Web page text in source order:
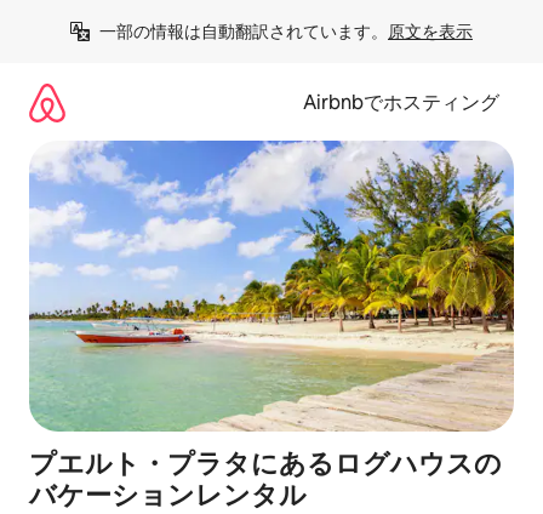
一部の情報は自動翻訳されています。 原文を表示
Airbnbでホスティング
プエルト・プラタにあるログハウスの
バケーションレンタル